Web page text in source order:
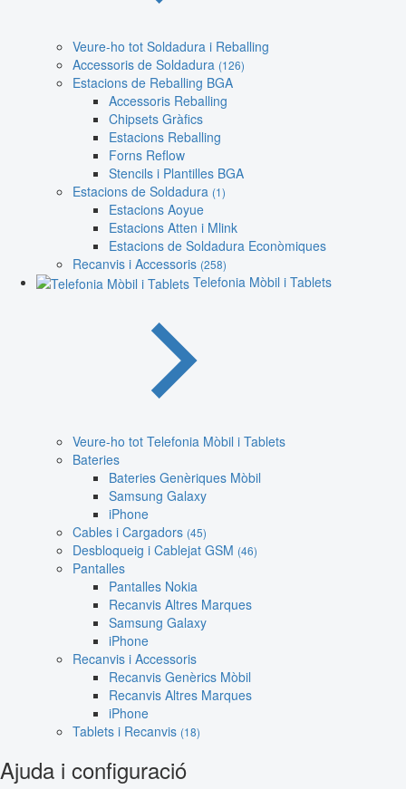
Veure-ho tot Soldadura i Reballing
Accessoris de Soldadura (126)
Estacions de Reballing BGA
Accessoris Reballing
Chipsets Gràfics
Estacions Reballing
Forns Reflow
Stencils i Plantilles BGA
Estacions de Soldadura (1)
Estacions Aoyue
Estacions Atten i Mlink
Estacions de Soldadura Econòmiques
Recanvis i Accessoris (258)
Telefonia Mòbil i Tablets
Veure-ho tot Telefonia Mòbil i Tablets
Bateries
Bateries Genèriques Mòbil
Samsung Galaxy
iPhone
Cables i Cargadors (45)
Desbloqueig i Cablejat GSM (46)
Pantalles
Pantalles Nokia
Recanvis Altres Marques
Samsung Galaxy
iPhone
Recanvis i Accessoris
Recanvis Genèrics Mòbil
Recanvis Altres Marques
iPhone
Tablets i Recanvis (18)
Ajuda i configuració